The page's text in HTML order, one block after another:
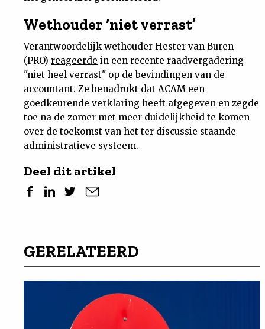
Wethouder ‘niet verrast’
Verantwoordelijk wethouder Hester van Buren
(PRO) reageerde in een recente raadvergadering
"niet heel verrast" op de bevindingen van de
accountant. Ze benadrukt dat ACAM een
goedkeurende verklaring heeft afgegeven en zegde
toe na de zomer met meer duidelijkheid te komen
over de toekomst van het ter discussie staande
administratieve systeem.
Deel dit artikel
GERELATEERD